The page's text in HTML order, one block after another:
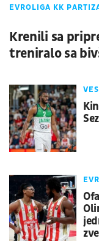
EVROLIGA KK
Krenili sa
treniralo sa